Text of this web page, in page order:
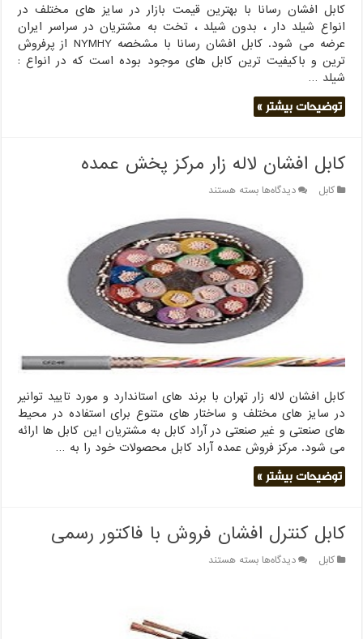
کابل افشان رسانا با بهترین قیمت بازار در سایز های مختلف در
انواع شیلد دار ، بدون شیلد ، تخت به مشتریان در سراسر ایران
عرضه می شود. کابل افشان رسانا با مشخصه NYMHY از پرفروش
ترین و باکیفیت ترین کابل های موجود بوده است که در انواع :
شیلد …
توضیحات بیشتر »
کابل افشان لاله زار مرکز پخش عمده
کابل دیدگاه‌هابرای
لاله
زار
مرکز
پخش
عمده
بسته هستند
کابل افشان لاله زار تهران با برند های استاندارد و مورد تایید توانیر
در سایز های مختلف و ساختار های متنوع برای استفاده در محیط
های صنعتی و غیر صنعتی در آراد کابل به مشتریان این کابل ها ارائه
می شود. مرکز فروش عمده آراد کابل محصولات خود را به …
توضیحات بیشتر »
کابل کنترل افشان فروش با فاکتور رسمی
کابل دیدگاه‌هابرای
بسته هستند